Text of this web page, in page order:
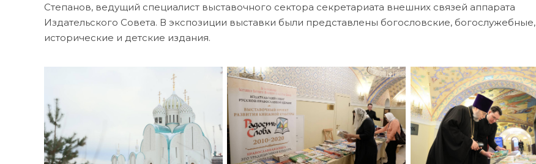
Степанов, ведущий специалист выставочного сектора секретариата внешних связей аппарата
Издательского Совета. В экспозиции выставки были представлены богословские, богослужебные,
исторические и детские издания.